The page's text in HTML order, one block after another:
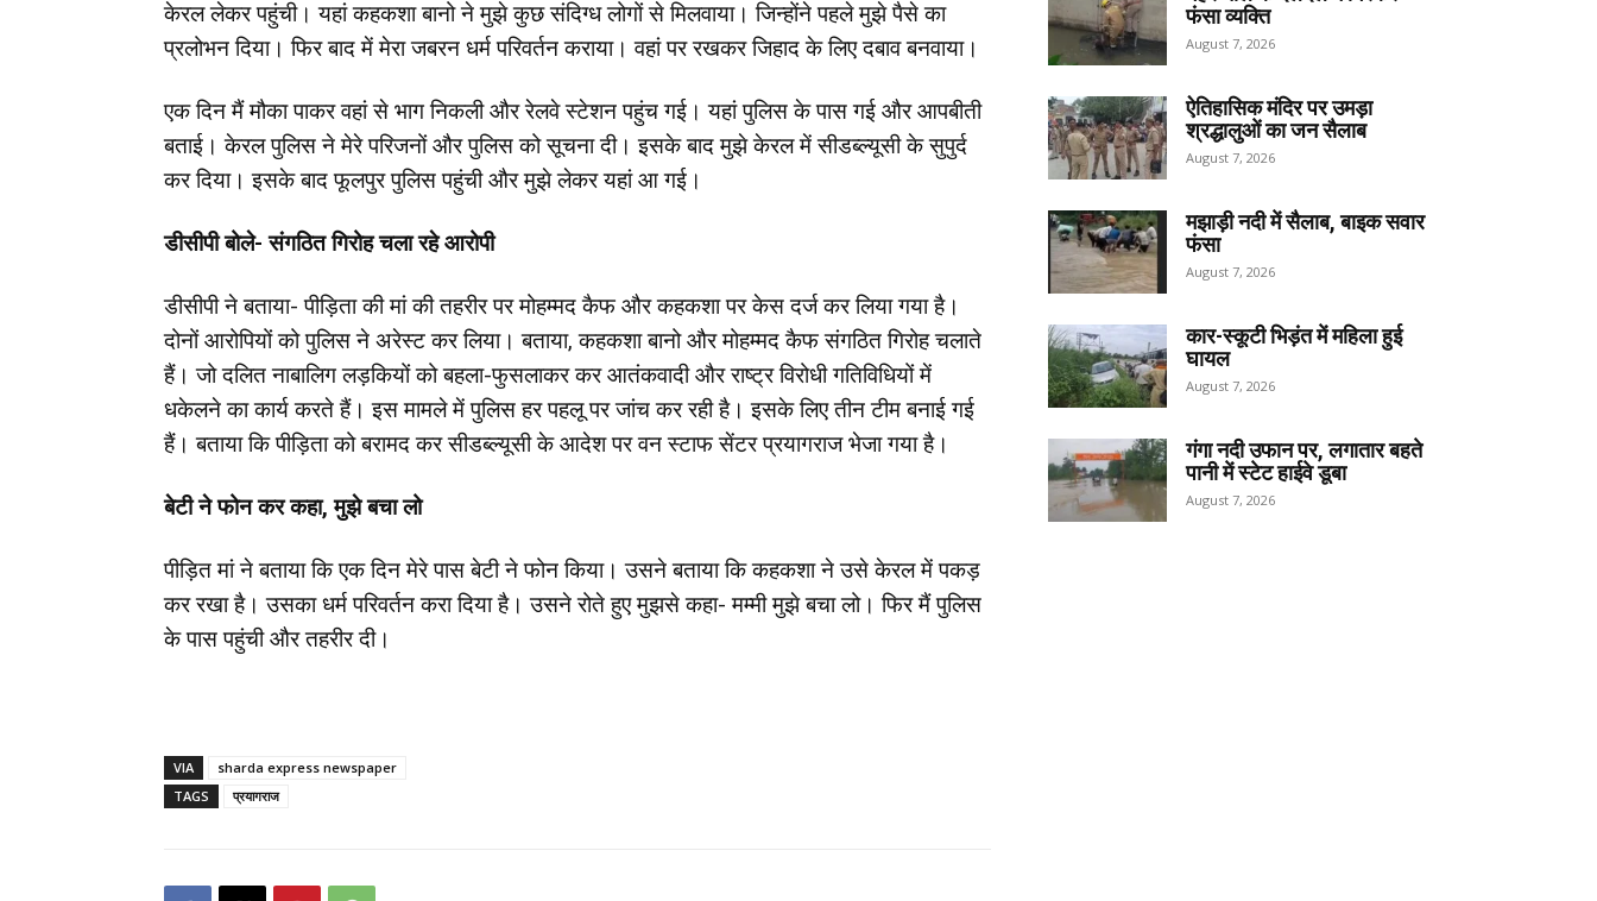
केरल लेकर पहुंची। यहां कहकशा बानो ने मुझे कुछ संदिग्ध लोगों से मिलवाया। जिन्होंने पहले मुझे पैसे का
प्रलोभन दिया। फिर बाद में मेरा जबरन धर्म परिवर्तन कराया। वहां पर रखकर जिहाद के लिए दबाव बनवाया।
एक दिन मैं मौका पाकर वहां से भाग निकली और रेलवे स्टेशन पहुंच गई। यहां पुलिस के पास गई और आपबीती
बताई। केरल पुलिस ने मेरे परिजनों और पुलिस को सूचना दी। इसके बाद मुझे केरल में सीडब्ल्यूसी के सुपुर्द
कर दिया। इसके बाद फूलपुर पुलिस पहुंची और मुझे लेकर यहां आ गई।
डीसीपी बोले- संगठित गिरोह चला रहे आरोपी
डीसीपी ने बताया- पीड़िता की मां की तहरीर पर मोहम्मद कैफ और कहकशा पर केस दर्ज कर लिया गया है।
दोनों आरोपियों को पुलिस ने अरेस्ट कर लिया। बताया, कहकशा बानो और मोहम्मद कैफ संगठित गिरोह चलाते
हैं। जो दलित नाबालिग लड़कियों को बहला-फुसलाकर कर आतंकवादी और राष्ट्र विरोधी गतिविधियों में
धकेलने का कार्य करते हैं। इस मामले में पुलिस हर पहलू पर जांच कर रही है। इसके लिए तीन टीम बनाई गई
हैं। बताया कि पीड़िता को बरामद कर सीडब्ल्यूसी के आदेश पर वन स्टाफ सेंटर प्रयागराज भेजा गया है।
बेटी ने फोन कर कहा, मुझे बचा लो
पीड़ित मां ने बताया कि एक दिन मेरे पास बेटी ने फोन किया। उसने बताया कि कहकशा ने उसे केरल में पकड़
कर रखा है। उसका धर्म परिवर्तन करा दिया है। उसने रोते हुए मुझसे कहा- मम्मी मुझे बचा लो। फिर मैं पुलिस
के पास पहुंची और तहरीर दी।
VIA
sharda express newspaper
TAGS
प्रयागराज
फंसा व्यक्ति
August 7, 2026
ऐतिहासिक मंदिर पर उमड़ा
श्रद्धालुओं का जन सैलाब
August 7, 2026
मझाड़ी नदी में सैलाब, बाइक सवार
फंसा
August 7, 2026
कार-स्कूटी भिड़ंत में महिला हुई
घायल
August 7, 2026
गंगा नदी उफान पर, लगातार बहते
पानी में स्टेट हाईवे डूबा
August 7, 2026